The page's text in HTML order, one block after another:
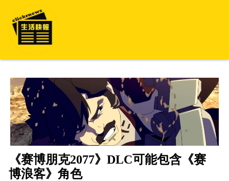
《赛博朋克2077》DLC可能包含《赛
博浪客》角色